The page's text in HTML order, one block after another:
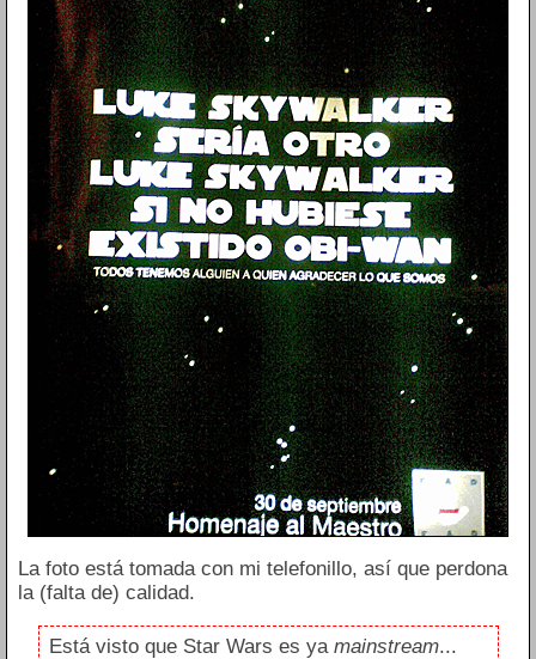
La foto está tomada con mi telefonillo, así que perdona
la (falta de) calidad.
Está visto que Star Wars es ya mainstream...